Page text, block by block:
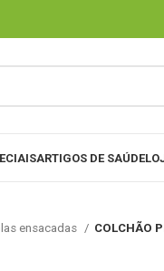
ARTIGOS DE SAÚDE
ensacadas COLCHÃO